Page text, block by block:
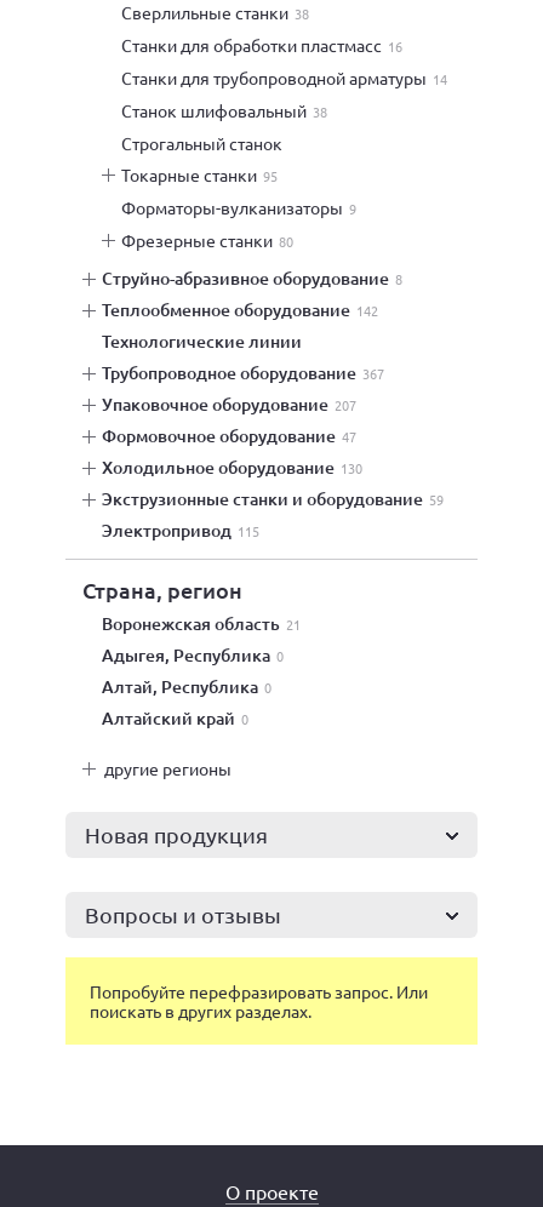
сверлильные станки 38
станки для обработки пластмасс 16
станки для трубопроводной арматуры 14
станок шлифовальный 38
строгальный станок
токарные станки 95
форматоры-вулканизаторы 9
фрезерные станки 80
струйно-абразивное оборудование 8
теплообменное оборудование 142
технологические линии
трубопроводное оборудование 367
упаковочное оборудование 207
формовочное оборудование 47
холодильное оборудование 130
экструзионные станки и оборудование 59
электропривод 115
Страна, регион
Воронежская область 21
Адыгея, Республика 0
Алтай, Республика 0
Алтайский край 0
другие регионы
Новая продукция
Вопросы и отзывы
Попробуйте перефразировать запрос. Или
поискать в других разделах.
О проекте